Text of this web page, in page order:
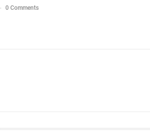
0 Comments